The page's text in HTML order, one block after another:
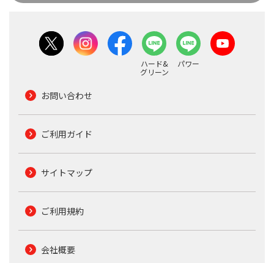
ハード&
グリーン
パワー
お問い合わせ
ご利用ガイド
サイトマップ
ご利用規約
会社概要